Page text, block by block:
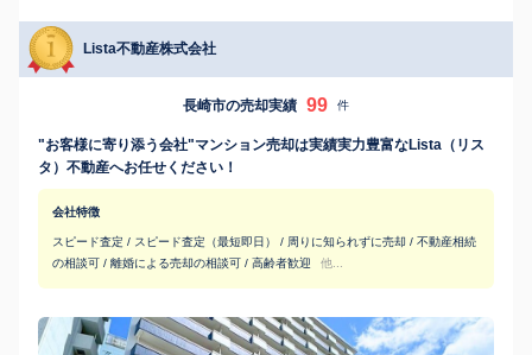
Lista不動産株式会社
長崎市の売却実績 99 件
"お客様に寄り添う会社"マンション売却は実績実力豊富なLista（リス
タ）不動産へお任せください！
会社特徴
スピード査定 / スピード査定（最短即日） / 周りに知られずに売却 / 不動産相続
の相談可 / 離婚による売却の相談可 / 高齢者歓迎
他...